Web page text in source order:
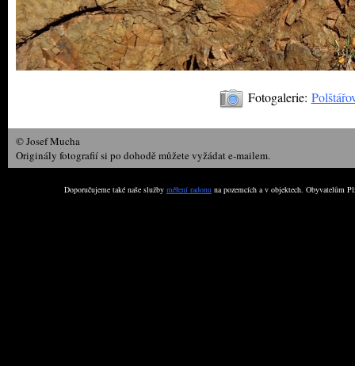
Fotogalerie:
© Josef Mucha
Originály fotografií si po dohodě můžete vyžádat e-mailem.
Doporučujeme také naše služby měření radonu na pozemcích a v objektech. Obyvatelům